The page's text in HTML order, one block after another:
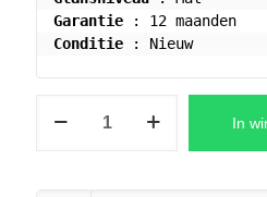
Garantie
Conditie : Nieuw
In